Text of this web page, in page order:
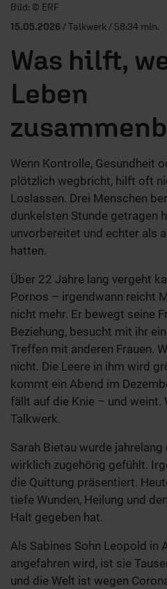
Player starten/anhalten
Bild: © ERF
15.05.2026 / Talkwerk / 58:34 min.
Was hilft,
Leben
Wenn Kontrolle, Gesundheit
plötzlich wegbricht, hilft oft
Loslassen. Drei Menschen
dunkelsten Stunde getragen
unvorbereitet und echter als
hatten.
Über 22 Jahre lang vergeht
Pornos – irgendwann reicht
nicht mehr. Er bewegt seine
Beziehung, besucht mit ihr
Treffen mit anderen Frauen.
nicht. Die Leere in ihm wird
kommt ein Abend im
fällt auf die Knie – und weint.
Talkwerk.
Sarah Bietau wurde
wirklich zugehörig gefühlt.
die Quittung präsentiert.
tiefe Wunden, Heilung und
Halt gegeben hat.
Als Sabines Sohn Leopold in
angefahren wird, ist sie
und die Welt ist wegen